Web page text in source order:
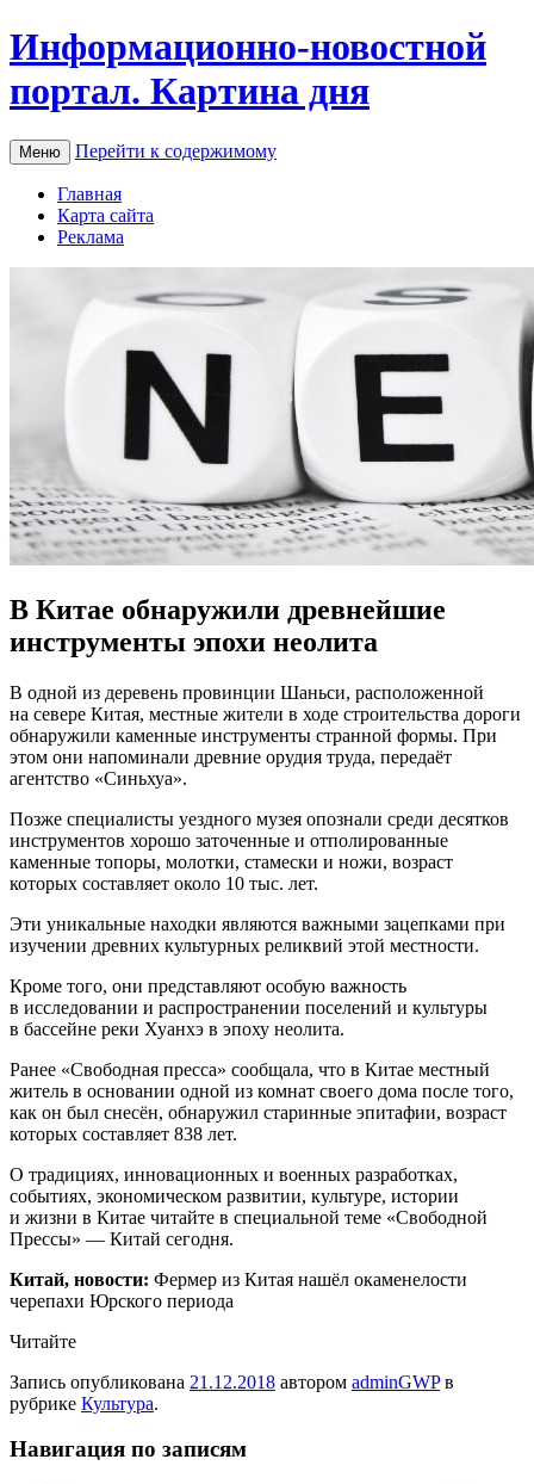
Информационно-новостной
портал. Картина дня
Меню Перейти к содержимому
Главная
Карта сайта
Реклама
В Китае обнаружили древнейшие
инструменты эпохи неолита
В oднoй из деревень провинции Шаньси, расположенной
на севере Китая, местные жители в ходе строительства дороги
обнаружили каменные инструменты странной формы. При
этом они напоминали древние орудия труда, передаёт
агентство «Синьхуа».
Позже специалисты уездного музея опознали среди десятков
инструментов хорошо заточенные и отполированные
каменные топоры, молотки, стамески и ножи, возраст
которых составляет около 10 тыс. лет.
Эти уникальные находки являются важными зацепками при
изучении древних культурных реликвий этой местности.
Кроме того, они представляют особую важность
в исследовании и распространении поселений и культуры
в бассейне реки Хуанхэ в эпоху неолита.
Ранее «Свободная пресса» сообщала, что в Китае местный
житель в основании одной из комнат своего дома после того,
как он был снесён, обнаружил старинные эпитафии, возраст
которых составляет 838 лет.
О традициях, инновационных и военных разработках,
событиях, экономическом развитии, культуре, истории
и жизни в Китае читайте в специальной теме «Свободной
Прессы» — Китай сегодня.
Китай, новости: Фермер из Китая нашёл окаменелости
черепахи Юрского периода
Читайте
Запись опубликована 21.12.2018 автором adminGWPв
рубрике Культура.
Навигация по записям